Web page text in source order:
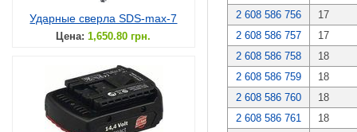
Ударные сверла SDS-max-7
Цена: 1,650.80 грн.
2 608 586 756
17
2 608 586 757
17
2 608 586 758
18
2 608 586 759
18
2 608 586 760
18
2 608 586 761
18